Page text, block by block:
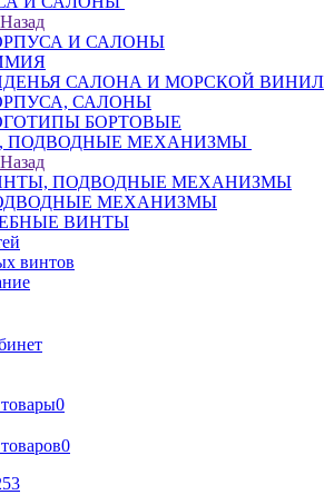
Назад
И САЛОНЫ
САЛОНА И МОРСКОЙ ВИНИЛ
САЛОНЫ
БОРТОВЫЕ
ПОДВОДНЫЕ МЕХАНИЗМЫ
Назад
ПОДВОДНЫЕ МЕХАНИЗМЫ
МЕХАНИЗМЫ
ВИНТЫ
винтов
0
0